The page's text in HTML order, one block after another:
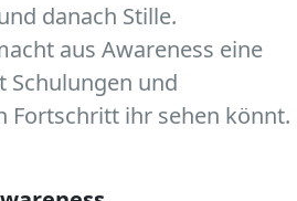
danach Stille.
aus Awareness eine
Schulungen und
Fortschritt ihr sehen könnt.